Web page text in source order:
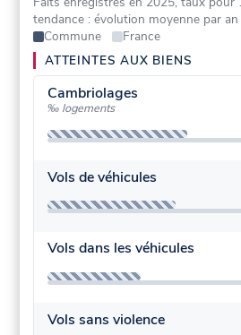
tendance : évolution moyenne par
Commune
France
ATTEINTES AUX BIENS
Cambriolages
‰ logements
Vols de véhicules
Vols dans les véhicules
Vols sans violence